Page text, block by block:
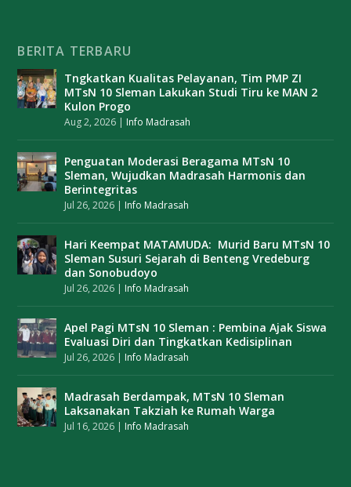
BERITA TERBARU
Tngkatkan Kualitas Pelayanan, Tim PMP ZI
MTsN 10 Sleman Lakukan Studi Tiru ke MAN 2
Kulon Progo
Aug 2, 2026 | Info Madrasah
Penguatan Moderasi Beragama MTsN 10
Sleman, Wujudkan Madrasah Harmonis dan
Berintegritas
Jul 26, 2026 | Info Madrasah
Hari Keempat MATAMUDA: Murid Baru MTsN 10
Sleman Susuri Sejarah di Benteng Vredeburg
dan Sonobudoyo
Jul 26, 2026 | Info Madrasah
Apel Pagi MTsN 10 Sleman : Pembina Ajak Siswa
Evaluasi Diri dan Tingkatkan Kedisiplinan
Jul 26, 2026 | Info Madrasah
Madrasah Berdampak, MTsN 10 Sleman
Laksanakan Takziah ke Rumah Warga
Jul 16, 2026 | Info Madrasah